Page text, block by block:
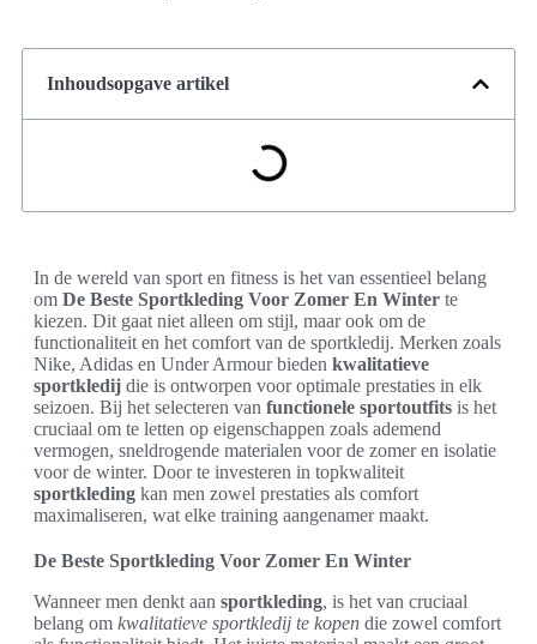
Inhoudsopgave artikel
In de wereld van sport en fitness is het van essentieel belang
om De Beste Sportkleding Voor Zomer En Winter te
kiezen. Dit gaat niet alleen om stijl, maar ook om de
functionaliteit en het comfort van de sportkledij. Merken zoals
Nike, Adidas en Under Armour bieden kwalitatieve
sportkledij die is ontworpen voor optimale prestaties in elk
seizoen. Bij het selecteren van functionele sportoutfits is het
cruciaal om te letten op eigenschappen zoals ademend
vermogen, sneldrogende materialen voor de zomer en isolatie
voor de winter. Door te investeren in topkwaliteit
sportkleding kan men zowel prestaties als comfort
maximaliseren, wat elke training aangenamer maakt.
De Beste Sportkleding Voor Zomer En Winter
Wanneer men denkt aan sportkleding, is het van cruciaal
belang om kwalitatieve sportkledij te kopen die zowel comfort